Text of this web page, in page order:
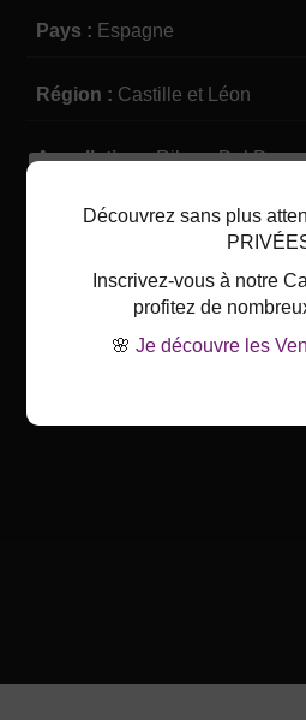
Pays : Espagne
Région : Castille et Léon
Appellation :Ribera Del Duero
Couleur :Rouge
Cépage :Tempranillo, Merlot
Découvrez sans plus
Inscrivez-vous à notre
profitez de
🌸 Je découvre les